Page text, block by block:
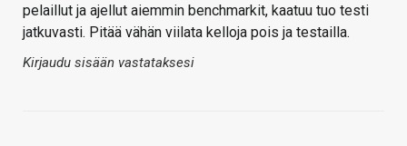
pelaillut ja ajellut aiemmin benchmarkit, kaatuu tuo testi
jatkuvasti. Pitää vähän viilata kelloja pois ja testailla.
Kirjaudu sisään vastataksesi